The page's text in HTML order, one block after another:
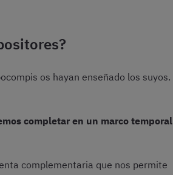
os hayan enseñado los suyos.
completar en un marco temporal
complementaria que nos permite